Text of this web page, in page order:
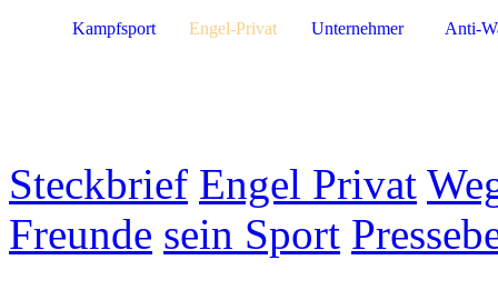
Steckbrief Engel Privat
Freunde sein Sport
Kampfsport Engel-Privat Unternehmer Anti-